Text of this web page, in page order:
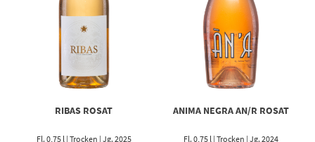
RIBAS ROSAT
Fl. 0,75 l | Trocken | Jg. 2025
ANIMA NEGRA AN/R ROSAT
Fl. 0,75 l | Trocken | Jg. 2024